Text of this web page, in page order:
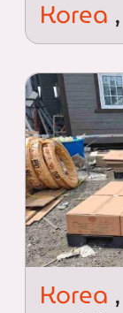
Korea
Korea